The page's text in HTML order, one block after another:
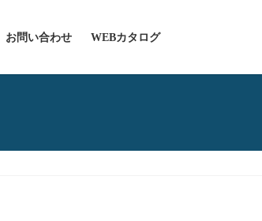
お問い合わせ WEBカタログ